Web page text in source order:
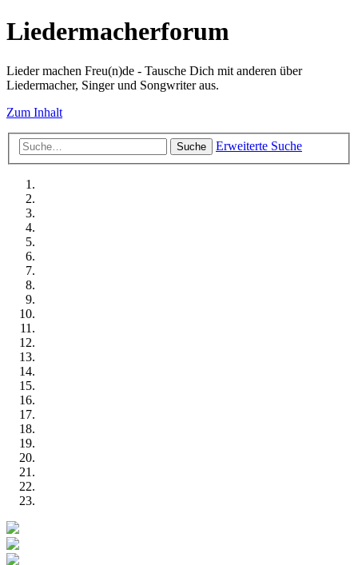
Liedermacherforum
Lieder machen Freu(n)de - Tausche Dich mit anderen über
Liedermacher, Singer und Songwriter aus.
Zum Inhalt
Suche Erweiterte Suche